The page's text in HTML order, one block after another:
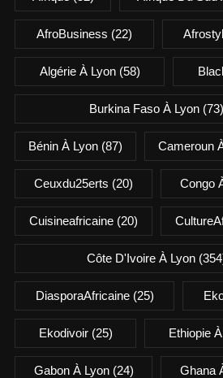
AfroBusiness (22)
Algérie À Lyon(58)
Burkina Faso À Lyon (73)
Bénin À Lyon (87) Cameroun
Ceuxdu25erts (20) Congo
Cuisineafricaine (20)
Côte D'Ivoire À Lyon
DiasporaAfricaine(25)
Ekodivoir(25) Ethiopie
Gabon À Lyon(24) Ghana